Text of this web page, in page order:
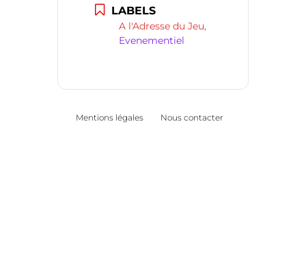
LABELS
A l'Adresse du Jeu,
Evenementiel
Mentions légales Nous contacter